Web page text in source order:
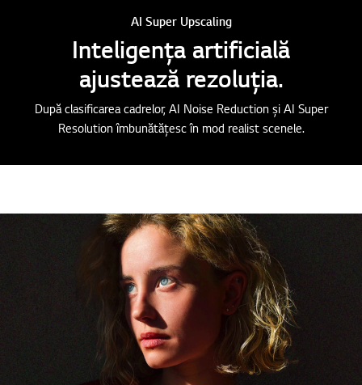
AI Super Upscaling
Inteligența artificială
ajustează rezoluția.
După clasificarea cadrelor, AI Noise Reduction și AI Super
Resolution îmbunătățesc în mod realist scenele.